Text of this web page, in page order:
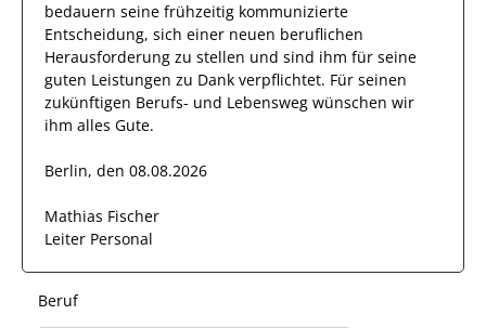
bedauern seine frühzeitig kommunizierte
Entscheidung, sich einer neuen beruflichen
Herausforderung zu stellen und sind ihm für seine
guten Leistungen zu Dank verpflichtet. Für seinen
zukünftigen Berufs- und Lebensweg wünschen wir
ihm alles Gute.
Berlin, den 08.08.2026
Mathias Fischer
Leiter Personal
Beruf